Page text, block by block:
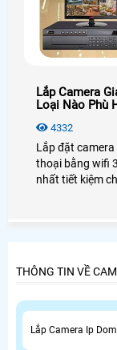
Lắp Camera
Loại Nào Phù
4332
Lắp đặt
thoại bằng wifi
nhất tiết kiệm
THÔNG TIN VỀ
Lắp Camera Ip